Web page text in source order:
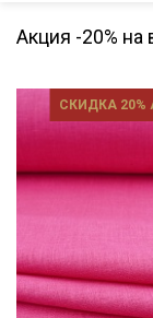
Акция -20% на
СКИДКА 20%